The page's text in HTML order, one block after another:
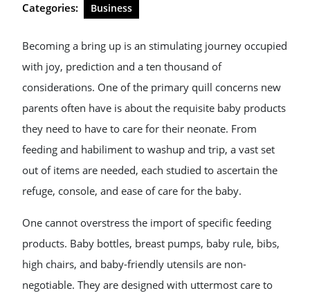
Categories: Business
Becoming a bring up is an stimulating journey occupied
with joy, prediction and a ten thousand of
considerations. One of the primary quill concerns new
parents often have is about the requisite baby products
they need to have to care for their neonate. From
feeding and habiliment to washup and trip, a vast set
out of items are needed, each studied to ascertain the
refuge, console, and ease of care for the baby.
One cannot overstress the import of specific feeding
products. Baby bottles, breast pumps, baby rule, bibs,
high chairs, and baby-friendly utensils are non-
negotiable. They are designed with uttermost care to